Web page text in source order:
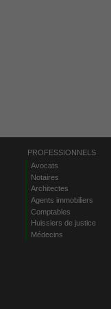
PROFESSIONNELS
Avocats
Notaires
Architectes
Agents immobiliers
Comptables
Huissiers de justice
Médecins